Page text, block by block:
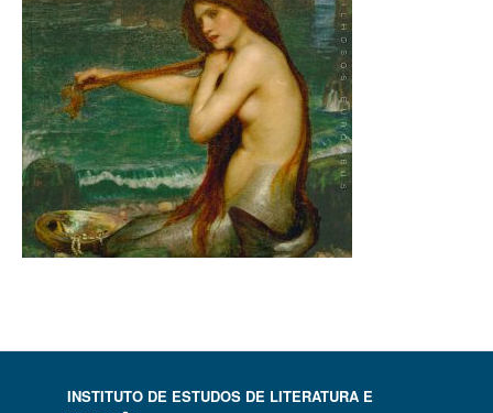
INSTITUTO DE ESTUDOS DE LITERATURA E